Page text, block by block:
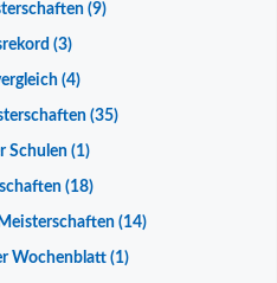
(9)
(3)
(4)
(35)
Schulen(1)
(18)
(14)
Wochenblatt (1)